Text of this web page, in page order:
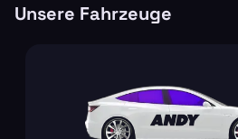
Unsere Fahrzeuge